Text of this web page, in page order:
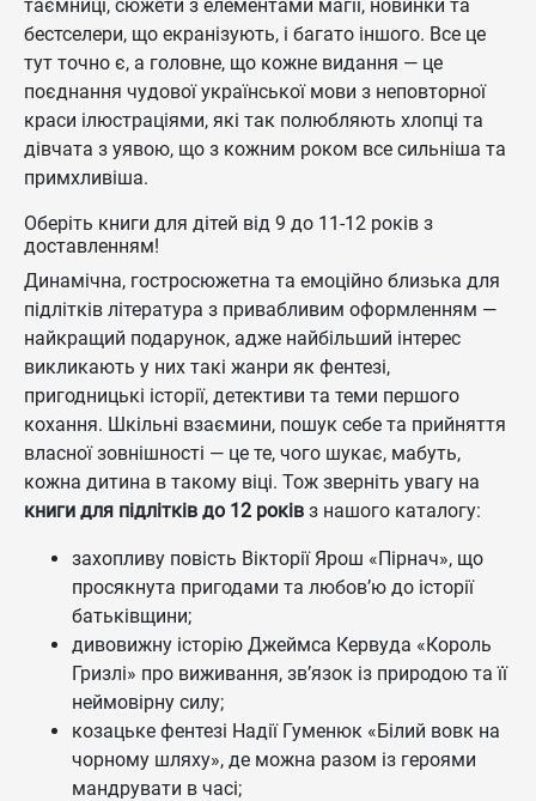
таємниці, сюжети з елементами магії, новинки та
бестселери, що екранізують, і багато іншого. Все це
тут точно є, а головне, що кожне видання — це
поєднання чудової української мови з неповторної
краси ілюстраціями, які так полюбляють хлопці та
дівчата з уявою, що з кожним роком все сильніша та
примхливіша.
Оберіть книги для дітей від 9 до 11-12 років з
доставленням!
Динамічна, гостросюжетна та емоційно близька для
підлітків література з привабливим оформленням —
найкращий подарунок, адже найбільший інтерес
викликають у них такі жанри як фентезі,
пригодницькі історії, детективи та теми першого
кохання. Шкільні взаємини, пошук себе та прийняття
власної зовнішності — це те, чого шукає, мабуть,
кожна дитина в такому віці. Тож зверніть увагу на
книги для підлітків до 12 років з нашого каталогу:
захопливу повість Вікторії Ярош «Пірнач», що
просякнута пригодами та любов’ю до історії
батьківщини;
дивовижну історію Джеймса Кервуда «Король
Гризлі» про виживання, зв’язок із природою та її
неймовірну силу;
козацьке фентезі Надії Гуменюк «Білий вовк на
чорному шляху», де можна разом із героями
мандрувати в часі;